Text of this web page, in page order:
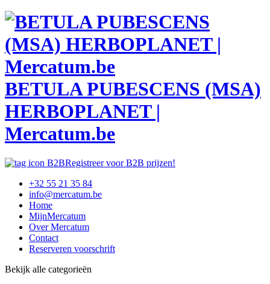
BETULA PUBESCENS (MSA)
HERBOPLANET |
Mercatum.be
Registreer voor B2B prijzen!
+32 55 21 35 84
info@mercatum.be
Home
MijnMercatum
Over Mercatum
Contact
Reserveren voorschrift
Bekijk alle categorieën